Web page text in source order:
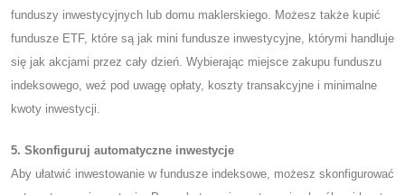
funduszy inwestycyjnych lub domu maklerskiego. Możesz także kupić
fundusze ETF, które są jak mini fundusze inwestycyjne, którymi handluje
się jak akcjami przez cały dzień. Wybierając miejsce zakupu funduszu
indeksowego, weź pod uwagę opłaty, koszty transakcyjne i minimalne
kwoty inwestycji.
5. Skonfiguruj automatyczne inwestycje
Aby ułatwić inwestowanie w fundusze indeksowe, możesz skonfigurować